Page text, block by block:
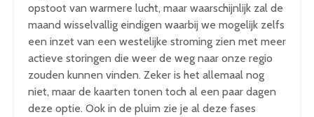
opstoot van warmere lucht, maar waarschijnlijk zal de
maand wisselvallig eindigen waarbij we mogelijk zelfs
een inzet van een westelijke stroming zien met meer
actieve storingen die weer de weg naar onze regio
zouden kunnen vinden. Zeker is het allemaal nog
niet, maar de kaarten tonen toch al een paar dagen
deze optie. Ook in de pluim zie je al deze fases